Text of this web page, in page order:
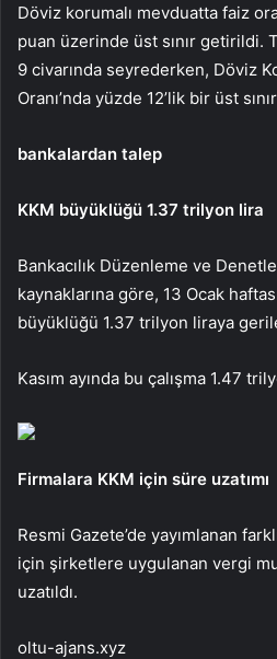
Döviz korumalı mevduatta faiz
puan üzerinde üst sınır getirildi.
9 civarında seyrederken, Döviz
Oranı’nda yüzde 12’lik bir üst
bankalardan talep
KKM büyüklüğü 1.37 trilyon lira
Bankacılık Düzenleme ve
kaynaklarına göre, 13 Ocak
büyüklüğü 1.37 trilyon liraya
Kasım ayında bu çalışma 1.47
Firmalara KKM için süre uzatımı
Resmi Gazete’de yayımlanan
için şirketlere uygulanan vergi
uzatıldı.
oltu-ajans.xyz